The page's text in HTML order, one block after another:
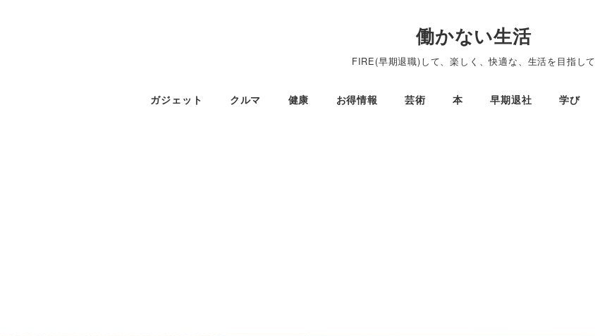
働かない生活
FIRE(早期退職)して、楽しく、快適な、生活を目指して
ガジェット クルマ 健康 お得情報 芸術 本 早期退社 学び